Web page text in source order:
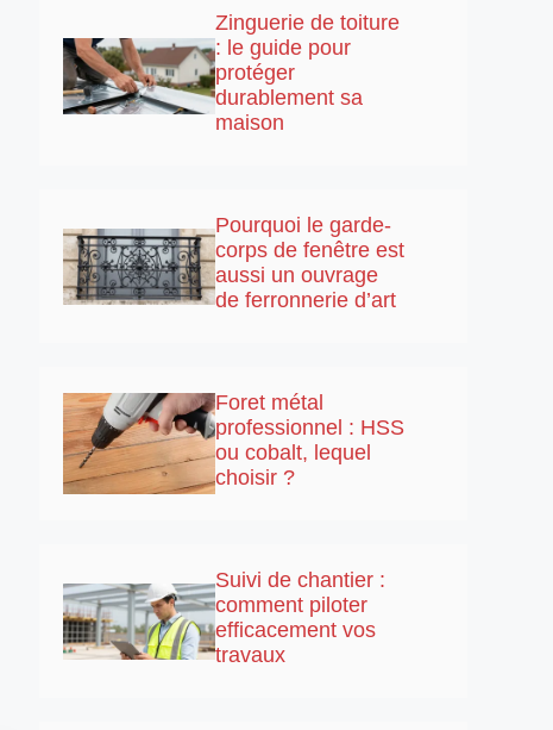
Zinguerie de toiture
: le guide pour
protéger
durablement sa
maison
Pourquoi le garde-
corps de fenêtre est
aussi un ouvrage
de ferronnerie d’art
Foret métal
professionnel : HSS
ou cobalt, lequel
choisir ?
Suivi de chantier :
comment piloter
efficacement vos
travaux